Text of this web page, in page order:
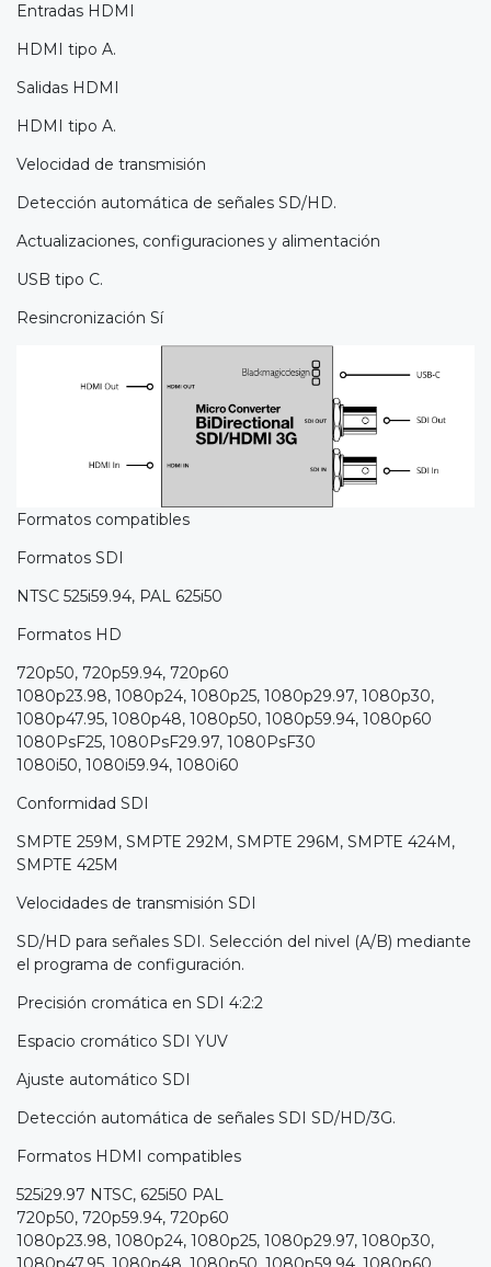
Entradas HDMI
HDMI tipo A.
Salidas HDMI
HDMI tipo A.
Velocidad de transmisión
Detección automática de señales SD/HD.
Actualizaciones, configuraciones y alimentación
USB tipo C.
Resincronización Sí
Formatos compatibles
Formatos SDI
NTSC 525i59.94, PAL 625i50
Formatos HD
720p50, 720p59.94, 720p60
1080p23.98, 1080p24, 1080p25, 1080p29.97, 1080p30,
1080p47.95, 1080p48, 1080p50, 1080p59.94, 1080p60
1080PsF25, 1080PsF29.97, 1080PsF30
1080i50, 1080i59.94, 1080i60
Conformidad SDI
SMPTE 259M, SMPTE 292M, SMPTE 296M, SMPTE 424M,
SMPTE 425M
Velocidades de transmisión SDI
SD/HD para señales SDI. Selección del nivel (A/B) mediante
el programa de configuración.
Precisión cromática en SDI 4:2:2
Espacio cromático SDI YUV
Ajuste automático SDI
Detección automática de señales SDI SD/HD/3G.
Formatos HDMI compatibles
525i29.97 NTSC, 625i50 PAL
720p50, 720p59.94, 720p60
1080p23.98, 1080p24, 1080p25, 1080p29.97, 1080p30,